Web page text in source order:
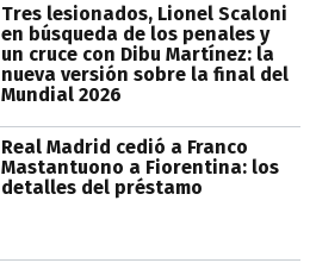
Tres lesionados, Lionel Scaloni
en búsqueda de los penales y
un cruce con Dibu Martínez: la
nueva versión sobre la final del
Mundial 2026
Real Madrid cedió a Franco
Mastantuono a Fiorentina: los
detalles del préstamo